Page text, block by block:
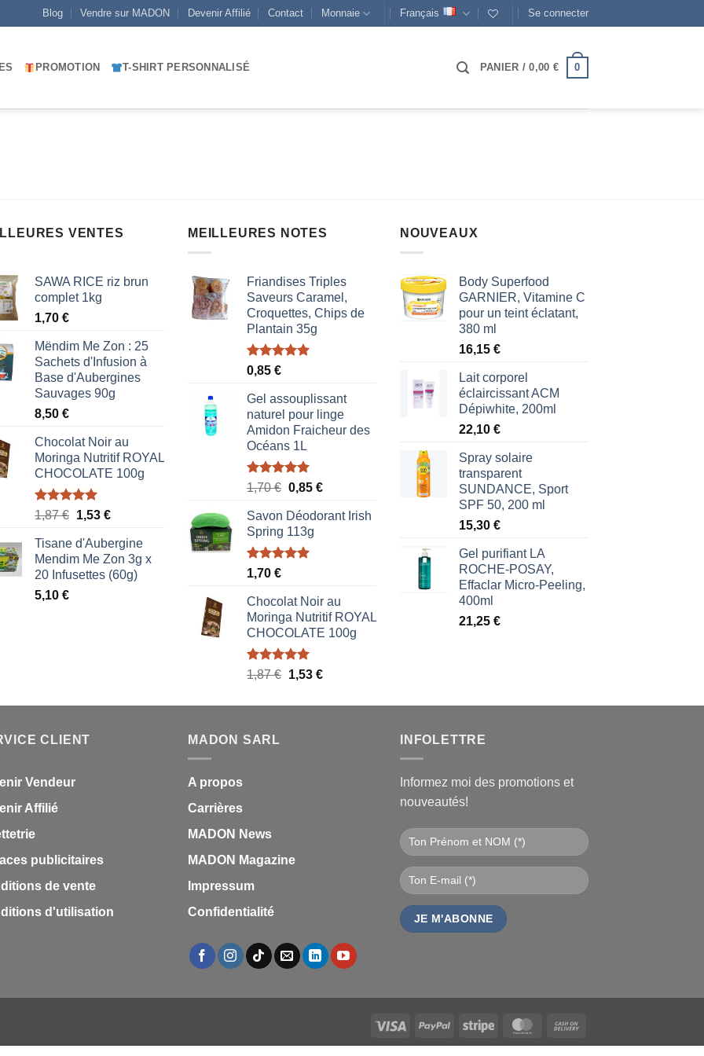
Blog Vendre sur MADON Devenir Affilié Contact Monnaie Français Se connecter
PROMOTION T-SHIRT PERSONNALISÉ PANIER /0,00 € 0
VENTES
SAWA RICE riz brun
complet 1kg
1,70 €
Mëndim Me Zon : 25
Sachets d'Infusion à
Base d'Aubergines
Sauvages 90g
8,50 €
Chocolat Noir au
Moringa Nutritif ROYAL
CHOCOLATE 100g
Note5.00
sur 5
1,87€ Le
initial
était :
1,87 €.
1,53 €Le
actuel
est :
1,53 €.
Tisane d'Aubergine
Mendim Me Zon 3g x
20 Infusettes (60g)
5,10 €
MEILLEURES NOTES
Friandises Triples
Saveurs Caramel,
Croquettes, Chips de
Plantain 35g
Note5.00
sur 5
0,85 €
Gel assouplissant
naturel pour linge
Amidon Fraicheur des
Océans 1L
Note5.00
sur 5
1,70€ Le
initial
était :
1,70 €.
0,85 €Le
actuel
Savon Déodorant Irish
Spring 113g
Note5.00
sur 5
1,70 €
Chocolat Noir au
Moringa Nutritif ROYAL
CHOCOLATE 100g
Note5.00
sur 5
1,87€ Le
initial
1,53 €Le
actuel
NOUVEAUX
Body Superfood
GARNIER, Vitamine C
pour un teint éclatant,
380 ml
16,15 €
Lait corporel
éclaircissant ACM
Dépiwhite, 200ml
22,10 €
Spray solaire
transparent
SUNDANCE, Sport
SPF 50, 200 ml
15,30 €
Gel purifiant LA
ROCHE-POSAY,
Effaclar Micro-Peeling,
400ml
21,25 €
CLIENT
Vendeur
Affilié
publicitaires
de vente
d'utilisation
MADON SARL
A propos
Carrières
MADON News
MADON Magazine
Impressum
Confidentialité
INFOLETTRE
Informez moi des promotions et
nouveautés!
Visa PayPal Stripe MasterCard